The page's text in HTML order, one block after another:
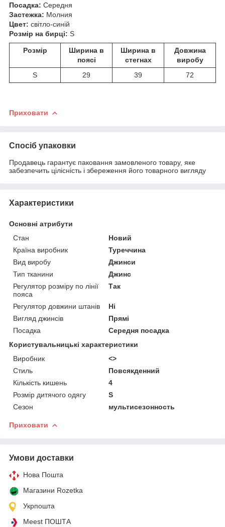
Посадка: Середня
Застежка: Молния
Цвет: світло-синій
Розмір на бирці: S
Розмір
Ширина в
поясі
Ширина в
стегнах
Довжина
виробу
S
29 39 72
Приховати
Спосіб упаковки
Продавець гарантує паковання замовленого товару, яке
забезпечить цілісність і збереження його товарного вигляду
Характеристики
Основні атрибути
Стан
Новий
Країна виробник
Туреччина
Вид виробу
Джинси
Тип тканини
Джинс
Регулятор розміру по лінії
пояса
Так
Регулятор довжини штанів
Ні
Вигляд джинсів
Прямі
Посадка
Середня посадка
Користувальницькі характеристики
Виробник
<>
Стиль
Повсякденний
Кількість кишень
4
Розмір дитячого одягу
S
Сезон
мультисезонность
Приховати
Умови доставки
Нова Пошта
Магазини Rozetka
Укрпошта
Meest ПОШТА